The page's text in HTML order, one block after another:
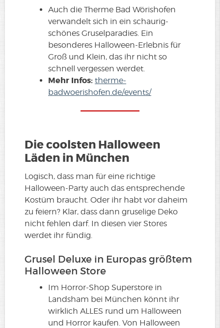
Auch die Therme Bad Wörishofen
verwandelt sich in ein schaurig-
schönes Gruselparadies. Ein
besonderes Halloween-Erlebnis für
Groß und Klein, das ihr nicht so
schnell vergessen werdet.
Mehr Infos: therme-
badwoerishofen.de/events/
Die coolsten Halloween
Läden in München
Logisch, dass man für eine richtige
Halloween-Party auch das entsprechende
Kostüm braucht. Oder ihr habt vor daheim
zu feiern? Klar, dass dann gruselige Deko
nicht fehlen darf. In diesen vier Stores
werdet ihr fündig.
Grusel Deluxe in Europas größtem
Halloween Store
Im Horror-Shop Superstore in
Landsham bei München könnt ihr
wirklich ALLES rund um Halloween
und Horror kaufen. Von Halloween